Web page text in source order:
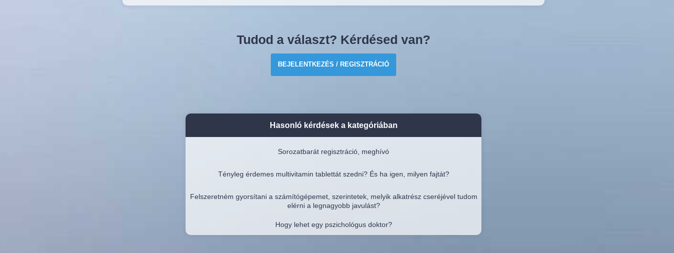
Tudod a választ? Kérdésed van?
BEJELENTKEZÉS / REGISZTRÁCIÓ
Hasonló kérdések a kategóriában
Sorozatbarát regisztráció, meghívó
Tényleg érdemes multivitamin tablettát szedni? És ha igen, milyen fajtát?
Felszeretném gyorsítani a számítógépemet, szerintetek, melyik alkatrész cseréjével tudom
elérni a legnagyobb javulást?
Hogy lehet egy pszichológus doktor?